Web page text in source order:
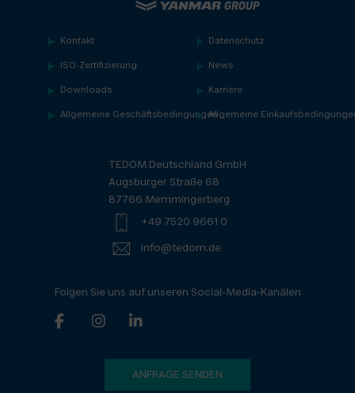
Kontakt Datenschutz
ISO-Zertifizierung News
Downloads Karriere
Allgemeine GeschäftsbedingungenAllgemeine
TEDOM Deutschland GmbH
Augsburger Straße 68
87766 Memmingerberg
+49 7520 9661 0
info@tedom.de
Folgen Sie uns auf unseren Social-Media-Kanälen
ANFRAGE SENDEN